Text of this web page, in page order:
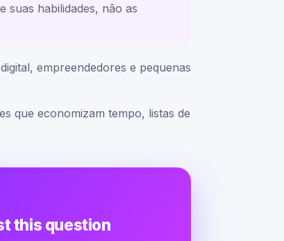
suas habilidades, não as
empreendedores e pequenas
que economizam tempo, listas de
this question